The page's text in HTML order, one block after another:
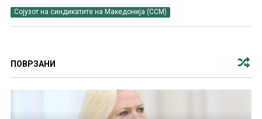
Сојузот на синдикатите на Македонија (ССМ)
ПОВРЗАНИ